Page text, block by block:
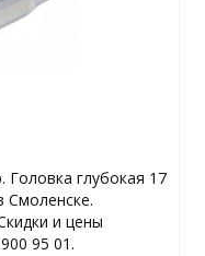
Головка глубокая 17
Смоленске.
и цены
95 01.